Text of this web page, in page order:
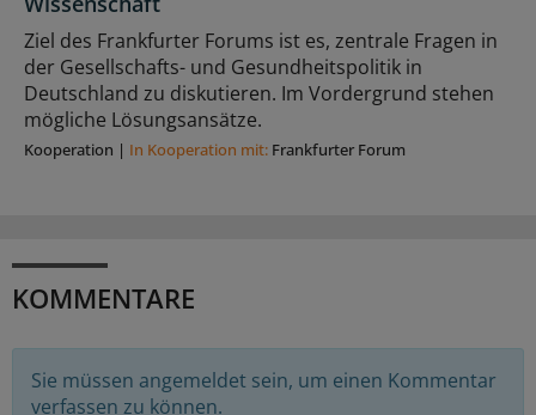
Ziel des Frankfurter Forums ist es, zentrale Fragen in
der Gesellschafts- und Gesundheitspolitik in
Deutschland zu diskutieren. Im Vordergrund stehen
mögliche Lösungsansätze.
Kooperation | In Kooperation mit: Frankfurter Forum
KOMMENTARE
Sie müssen angemeldet sein, um einen Kommentar
verfassen zu können.